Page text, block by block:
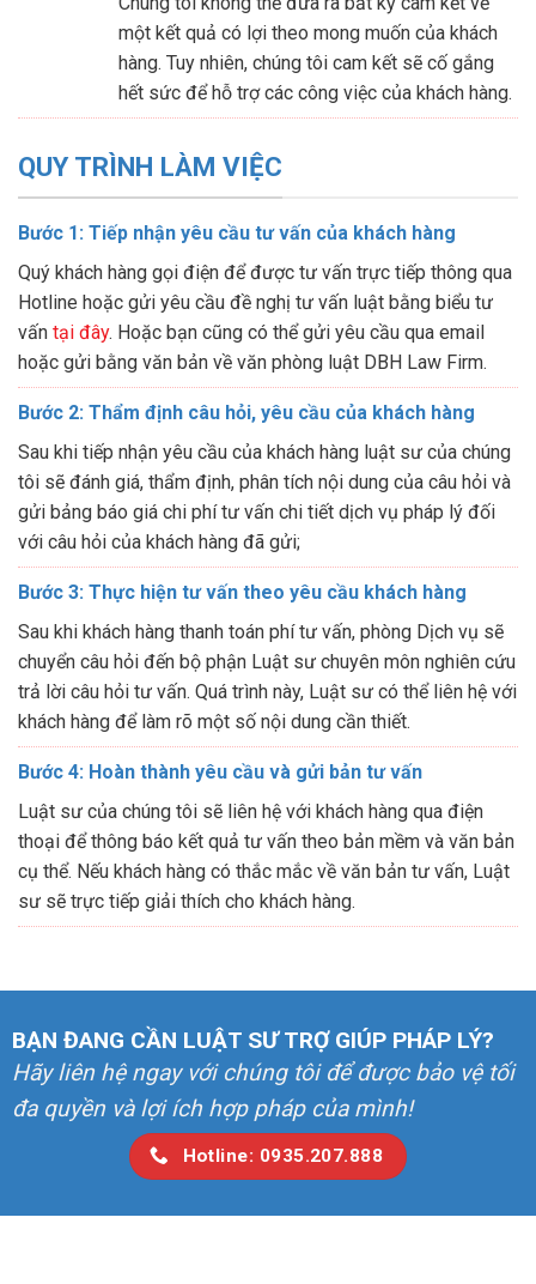
một kết quả có lợi theo mong muốn của khách
hàng. Tuy nhiên, chúng tôi cam kết sẽ cố gắng
hết sức để hỗ trợ các công việc của khách hàng.
QUY TRÌNH LÀM VIỆC
Bước 1: Tiếp nhận yêu cầu tư vấn của khách hàng
Quý khách hàng gọi điện để được tư vấn trực tiếp thông qua
Hotline hoặc gửi yêu cầu đề nghị tư vấn luật bằng biểu tư
vấn tại đây. Hoặc bạn cũng có thể gửi yêu cầu qua email
hoặc gửi bằng văn bản về văn phòng luật DBH Law Firm.
Bước 2: Thẩm định câu hỏi, yêu cầu của khách hàng
Sau khi tiếp nhận yêu cầu của khách hàng luật sư của chúng
tôi sẽ đánh giá, thẩm định, phân tích nội dung của câu hỏi và
gửi bảng báo giá chi phí tư vấn chi tiết dịch vụ pháp lý đối
với câu hỏi của khách hàng đã gửi;
Bước 3: Thực hiện tư vấn theo yêu cầu khách hàng
Sau khi khách hàng thanh toán phí tư vấn, phòng Dịch vụ sẽ
chuyển câu hỏi đến bộ phận Luật sư chuyên môn nghiên cứu
trả lời câu hỏi tư vấn. Quá trình này, Luật sư có thể liên hệ với
khách hàng để làm rõ một số nội dung cần thiết.
Bước 4: Hoàn thành yêu cầu và gửi bản tư vấn
Luật sư của chúng tôi sẽ liên hệ với khách hàng qua điện
thoại để thông báo kết quả tư vấn theo bản mềm và văn bản
cụ thể. Nếu khách hàng có thắc mắc về văn bản tư vấn, Luật
sư sẽ trực tiếp giải thích cho khách hàng.
BẠN ĐANG CẦN LUẬT SƯ TRỢ GIÚP PHÁP LÝ?
Hãy liên hệ ngay với chúng tôi để được bảo vệ tối
đa quyền và lợi ích hợp pháp của mình!
Hotline: 0935.207.888